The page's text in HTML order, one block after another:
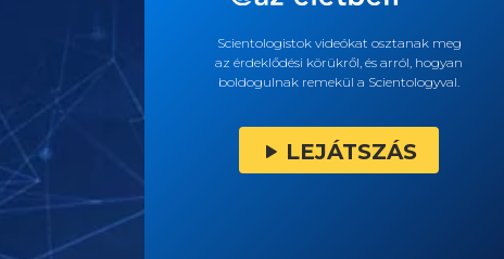
Scientologistok videókat osztanak meg
az érdeklődési körükről, és arról, hogyan
boldogulnak remekül a Scientologyval.
LEJÁTSZÁS